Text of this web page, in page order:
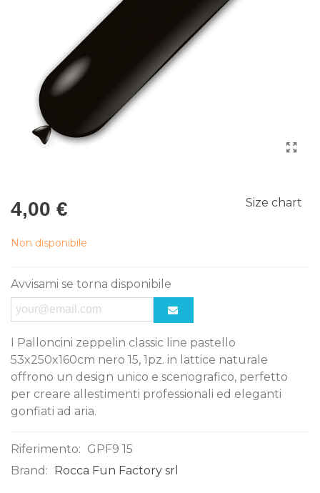
4,00 € Size chart
Non disponibile
Avvisami se torna disponibile
I Palloncini zeppelin classic line pastello
53x250x160cm nero 15, 1pz. in lattice naturale
offrono un design unico e scenografico, perfetto
per creare allestimenti professionali ed eleganti
gonfiati ad aria.
Riferimento: GPF9 15
Brand: Rocca Fun Factory srl